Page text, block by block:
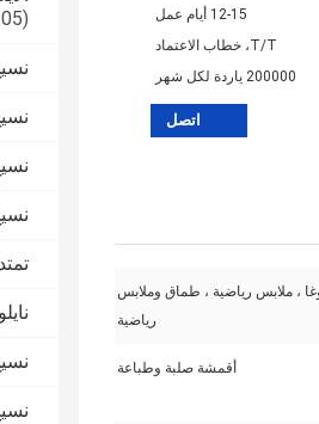
(105)
12-15 أيام عمل
T/T، خطاب الاعتماد
200000 ياردة لكل شهر
اتصل
، ملابس رياضية ، طماق وملابس
رياضية
أقمشة صلبة وطباعة